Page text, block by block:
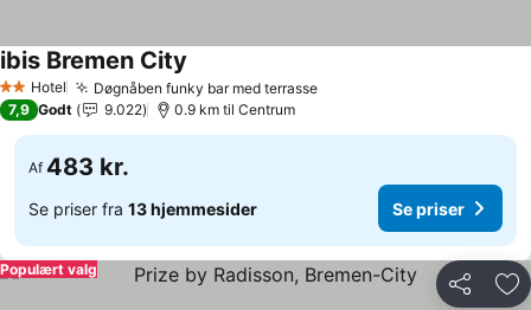
2 Stjerner
Hotel Døgnåben funky bar med terrasse
ibis Bremen City
7,9 Godt 9.022 0.9 km til Centrum
Af 483 kr.
Se priser fra 13 hjemmesider Se priser
Del
Populært valg